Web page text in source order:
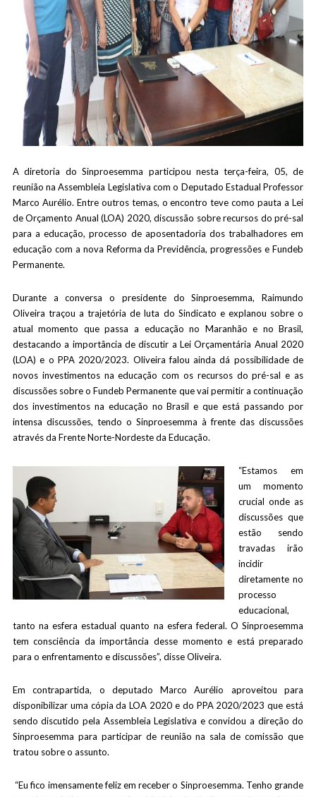
A diretoria do Sinproesemma participou nesta terça-feira, 05, de
reunião na Assembleia Legislativa com o Deputado Estadual Professor
Marco Aurélio. Entre outros temas, o encontro teve como pauta a Lei
de Orçamento Anual (LOA) 2020, discussão sobre recursos do pré-sal
para a educação, processo de aposentadoria dos trabalhadores em
educação com a nova Reforma da Previdência, progressões e Fundeb
Permanente.
Durante a conversa o presidente do Sinproesemma, Raimundo
Oliveira traçou a trajetória de luta do Sindicato e explanou sobre o
atual momento que passa a educação no Maranhão e no Brasil,
destacando a importância de discutir a Lei Orçamentária Anual 2020
(LOA) e o PPA 2020/2023. Oliveira falou ainda dá possibilidade de
novos investimentos na educação com os recursos do pré-sal e as
discussões sobre o Fundeb Permanente que vai permitir a continuação
dos investimentos na educação no Brasil e que está passando por
intensa discussões, tendo o Sinproesemma à frente das discussões
através da Frente Norte-Nordeste da Educação.
“Estamos em
um momento
crucial onde as
discussões que
estão sendo
travadas irão
incidir
diretamente no
processo
educacional,
tanto na esfera estadual quanto na esfera federal. O Sinproesemma
tem consciência da importância desse momento e está preparado
para o enfrentamento e discussões”, disse Oliveira.
Em contrapartida, o deputado Marco Aurélio aproveitou para
disponibilizar uma cópia da LOA 2020 e do PPA 2020/2023 que está
sendo discutido pela Assembleia Legislativa e convidou a direção do
Sinproesemma para participar de reunião na sala de comissão que
tratou sobre o assunto.
“Eu fico imensamente feliz em receber o Sinproesemma. Tenho grande